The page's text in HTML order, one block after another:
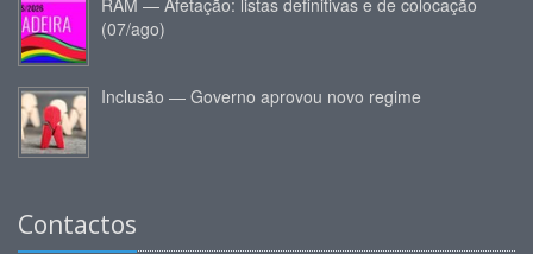
(07/ago)
Inclusão — Governo aprovou novo regime
Contactos